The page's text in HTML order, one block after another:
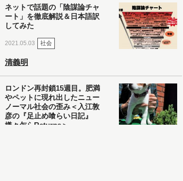
ネットで話題の「陰謀論チャ
ート」を徹底解説＆日本語訳
してみた
2021.05.03 社会
清義明
ロンドン再封鎖15週目。肥満
やペットに現れ出したニュー
ノーマル社会の歪み＜入江敦
彦の『足止め喰らい日記』
嫌々乍らReturns＞